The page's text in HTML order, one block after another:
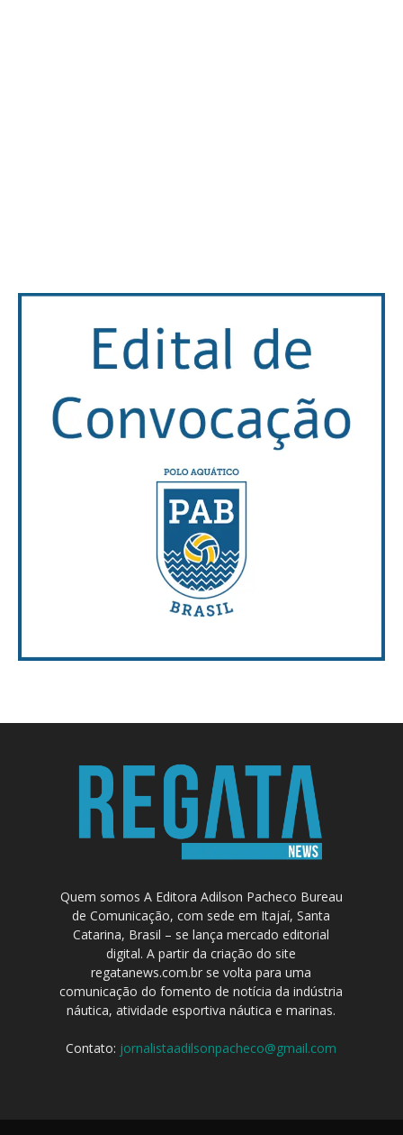
Quem somos A Editora Adilson Pacheco Bureau
de Comunicação, com sede em Itajaí, Santa
Catarina, Brasil – se lança mercado editorial
digital. A partir da criação do site
regatanews.com.br se volta para uma
comunicação do fomento de notícia da indústria
náutica, atividade esportiva náutica e marinas.
Contato: jornalistaadilsonpacheco@gmail.com